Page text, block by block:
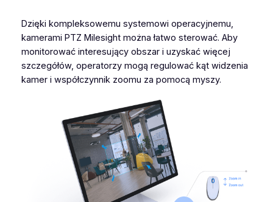
Dzięki kompleksowemu systemowi operacyjnemu,
kamerami PTZ Milesight można łatwo sterować. Aby
monitorować interesujący obszar i uzyskać więcej
szczegółów, operatorzy mogą regulować kąt widzenia
kamer i współczynnik zoomu za pomocą myszy.